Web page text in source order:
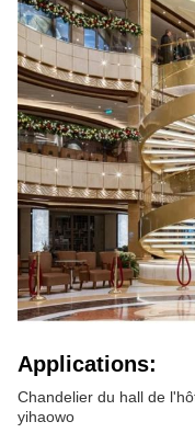
Applications:
Chandelier du hall de
yihaowo